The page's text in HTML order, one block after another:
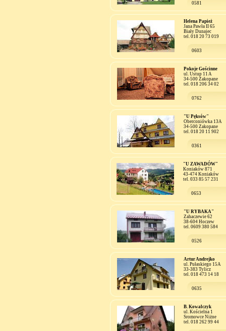
0581
Helena Papież
Jana Pawła II 65
Biały Dunajec
tel. 018 20 73 019
0603
Pokoje Gościnne
ul. Ustup 11 A
34-500 Zakopane
tel. 018 206 34 02
0762
"U Pęksów"
Oberconiówka 13A
34-500 Zakopane
tel. 018 20 11 902
0361
"U ZAWADÓW"
Koniaków 871
43-474 Koniaków
tel. 033 85 57 231
0653
"U RYBAKA"
Zahaczewie 62
38-604 Hoczew
tel. 0609 380 584
0526
Artur Andrejko
ul. Pułaskiego 15A
33-383 Tylicz
tel. 018 473 14 18
0635
B. Kowalczyk
ul. Kościelna 1
Sromowce Niżne
tel. 018 262 99 44